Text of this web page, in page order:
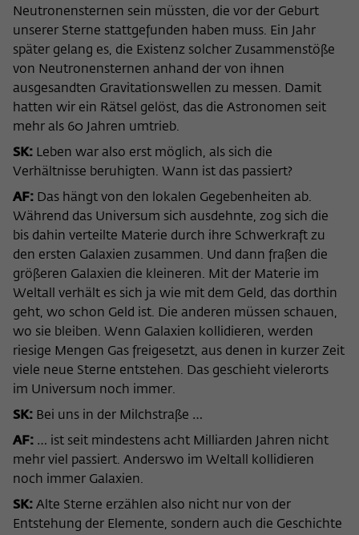
Neutronensternen sein müssten, die vor der Geburt
unserer Sterne stattgefunden haben muss. Ein Jahr
später gelang es, die Existenz solcher Zusammenstöße
von Neutronensternen anhand der von ihnen
ausgesandten Gravitationswellen zu messen. Damit
hatten wir ein Rätsel gelöst, das die Astronomen seit
mehr als 60 Jahren umtrieb.
SK: Leben war also erst möglich, als sich die
Verhältnisse beruhigten. Wann ist das passiert?
AF: Das hängt von den lokalen Gegebenheiten ab.
Während das Universum sich ausdehnte, zog sich die
bis dahin verteilte Materie durch ihre Schwerkraft zu
den ersten Galaxien zusammen. Und dann fraßen die
größeren Galaxien die kleineren. Mit der Materie im
Weltall verhält es sich ja wie mit dem Geld, das dorthin
geht, wo schon Geld ist. Die anderen müssen schauen,
wo sie bleiben. Wenn Galaxien kollidieren, werden
riesige Mengen Gas freigesetzt, aus denen in kurzer Zeit
viele neue Sterne entstehen. Das geschieht vielerorts
im Universum noch immer.
SK: Bei uns in der Milchstraße …
AF: … ist seit mindestens acht Milliarden Jahren nicht
mehr viel passiert. Anderswo im Weltall kollidieren
noch immer Galaxien.
SK: Alte Sterne erzählen also nicht nur von der
Entstehung der Elemente, sondern auch die Geschichte